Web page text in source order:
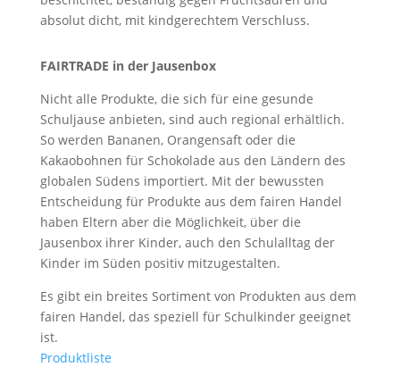
absolut dicht, mit kindgerechtem Verschluss.
FAIRTRADE in der Jausenbox
Nicht alle Produkte, die sich für eine gesunde
Schuljause anbieten, sind auch regional erhältlich.
So werden Bananen, Orangensaft oder die
Kakaobohnen für Schokolade aus den Ländern des
globalen Südens importiert. Mit der bewussten
Entscheidung für Produkte aus dem fairen Handel
haben Eltern aber die Möglichkeit, über die
Jausenbox ihrer Kinder, auch den Schulalltag der
Kinder im Süden positiv mitzugestalten.
Es gibt ein breites Sortiment von Produkten aus dem
fairen Handel, das speziell für Schulkinder geeignet
ist.
Produktliste